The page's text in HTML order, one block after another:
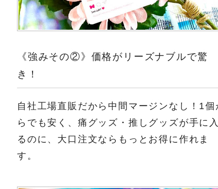
《強みその②》価格がリーズナブルで驚
き！
自社工場直販だから中間マージンなし！1個
らでも安く、痛グッズ・推しグッズが手に
るのに、大口注文ならもっとお得に作れま
す。